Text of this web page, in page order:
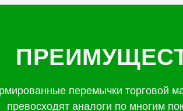
перемычки торговой
превосходят аналоги по многим